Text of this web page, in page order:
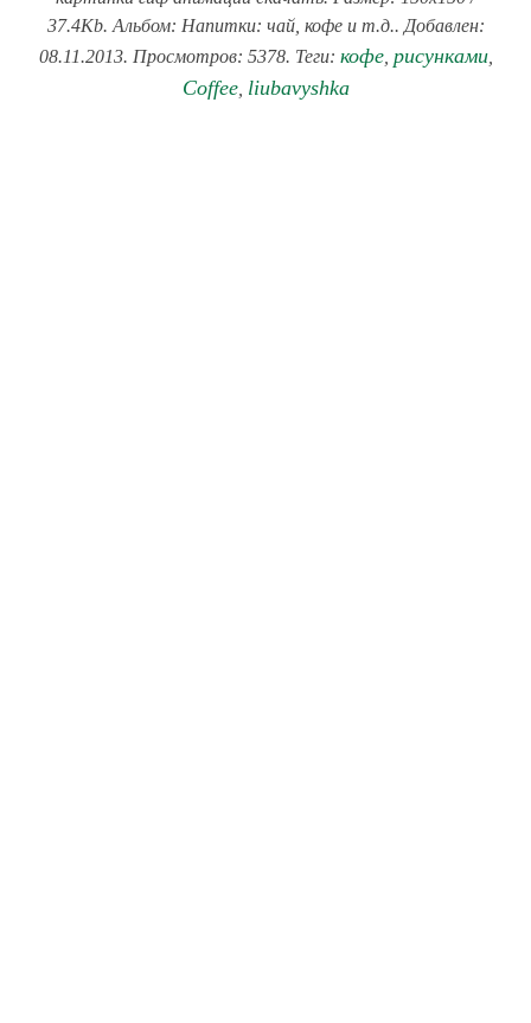
37.4Kb. Альбом: Напитки: чай, кофе и т.д.. Добавлен:
08.11.2013. Просмотров: 5378. Теги: кофе, рисунками,
Coffee, liubavyshka